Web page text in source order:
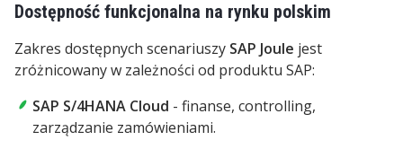
Dostępność funkcjonalna na rynku polskim
Zakres dostępnych scenariuszy SAP Joule jest
zróżnicowany w zależności od produktu SAP:
SAP S/4HANA Cloud - finanse, controlling,
zarządzanie zamówieniami.